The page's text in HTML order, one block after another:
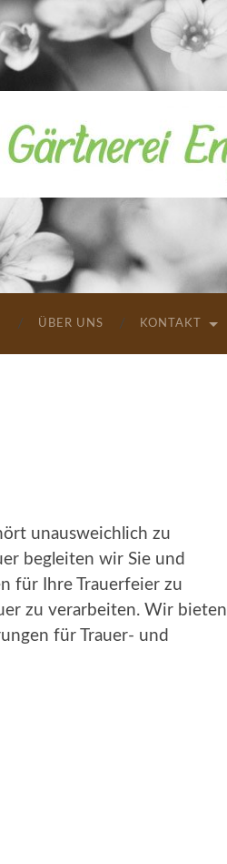
Gärtnerei
|
Erwitte
ÜBER UNS KONTAKT
unausweichlich zu
begleiten wir Sie und
für Ihre Trauerfeier zu
zu verarbeiten. Wir bieten
für Trauer- und